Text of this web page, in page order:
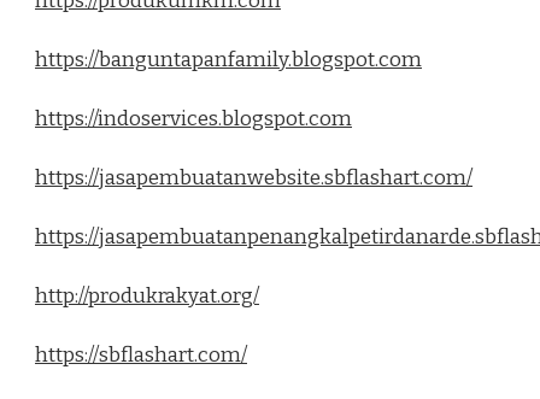
https://banguntapanfamily.blogspot.com
https://indoservices.blogspot.com
https://jasapembuatanwebsite.sbflashart.com/
https://
http://produkrakyat.org/
https://sbflashart.com/